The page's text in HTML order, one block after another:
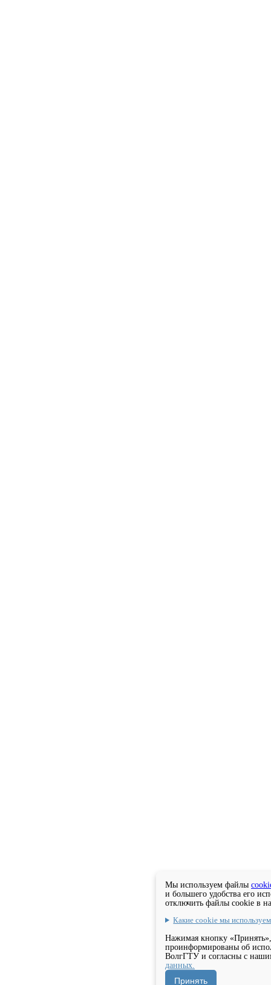
Мы используем файлы
и большего удобства его
отключить файлы cookie в
Какие cookie мы используем
Нажимая кнопку
проинформированы об
ВолгГТУ и согласны с
данных.
Принять